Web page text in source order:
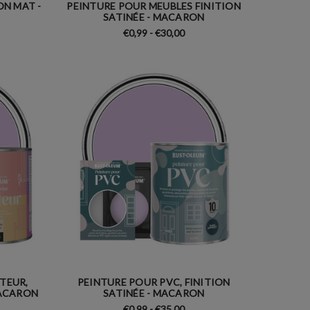
MAT -
PEINTURE POUR MEUBLES FINITION
SATINÉE - MACARON
€0,99 - €30,00
PEINTURE POUR PVC, FINITION
SATINÉE - MACARON